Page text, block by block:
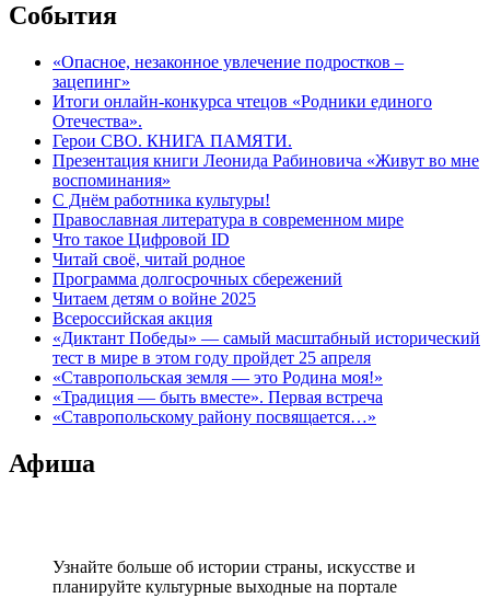
События
«Опасное, незаконное увлечение подростков –
зацепинг»
Итоги онлайн-конкурса чтецов «Родники единого
Отечества».
Герои СВО. КНИГА ПАМЯТИ.
Презентация книги Леонида Рабиновича «Живут во мне
воспоминания»
С Днём работника культуры!
Православная литература в современном мире
Что такое Цифровой ID
Читай своё, читай родное
Программа долгосрочных сбережений
Читаем детям о войне 2025
Всероссийская акция
«Диктант Победы» — самый масштабный исторический
тест в мире в этом году пройдет 25 апреля
«Ставропольская земля — это Родина моя!»
«Традиция — быть вместе». Первая встреча
«Ставропольскому району посвящается…»
Афиша
Узнайте больше об истории страны, искусстве и
планируйте культурные выходные на портале